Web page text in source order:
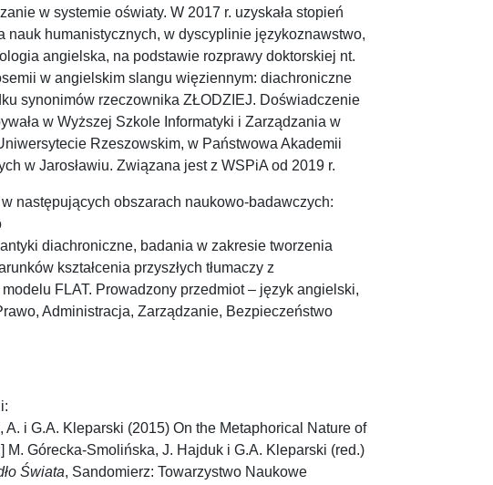
w systemie oświaty. W 2017 r. uzyskała stopień
nauk humanistycznych, w dyscyplinie językoznawstwo,
angielska, na podstawie rozprawy doktorskiej nt.
w angielskim slangu więziennym: diachroniczne
synonimów rzeczownika ZŁODZIEJ. Doświadczenie
w Wyższej Szkole Informatyki i Zarządzania w
Rzeszowskim, w Państwowa Akademii
w Jarosławiu. Związana jest z WSPiA od 2019 r.
następujących obszarach naukowo-badawczych:
diachroniczne, badania w zakresie tworzenia
kształcenia przyszłych tłumaczy z
FLAT. Prowadzony przedmiot – język angielski,
Administracja, Zarządzanie, Bezpieczeństwo
A. i G.A. Kleparski (2015) On the Metaphorical Nature of
M. Górecka-Smolińska, J. Hajduk i G.A. Kleparski (red.)
Świata, Sandomierz: Towarzystwo Naukowe